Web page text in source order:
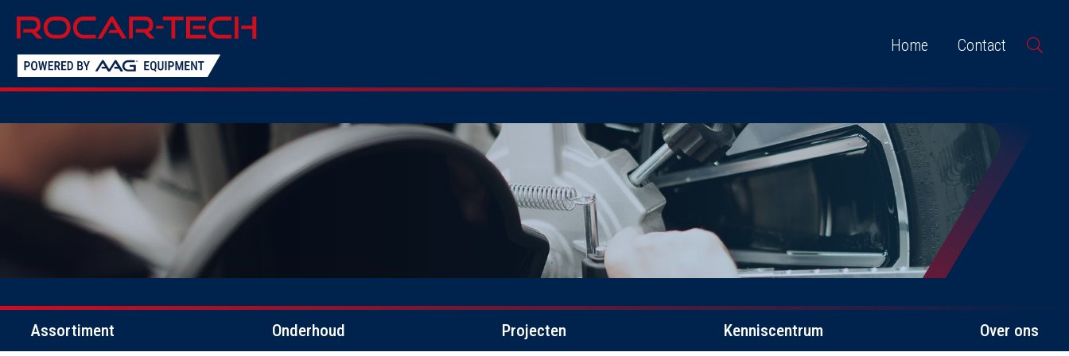
Home Contact
Assortiment Onderhoud Projecten Kenniscentrum Over ons